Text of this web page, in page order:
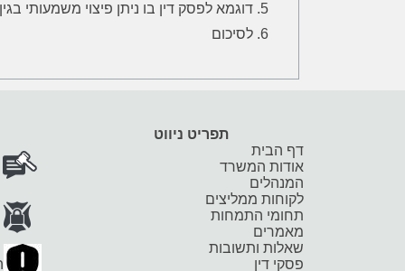
דוגמא לפסק דין בו ניתן פיצוי משמעותי
לסיכום
תפריט ניווט
דף הבית
אודות המשרד
המנהלים
לקוחות ממליצים
תחומי התמחות
מאמרים
שאלות ותשובות
פסקי דין